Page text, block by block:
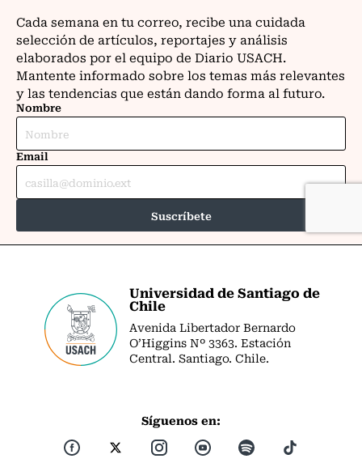
Universidad de Santiago de
Chile
Avenida Libertador Bernardo
O’Higgins Nº 3363. Estación
Central. Santiago. Chile.
Síguenos en: